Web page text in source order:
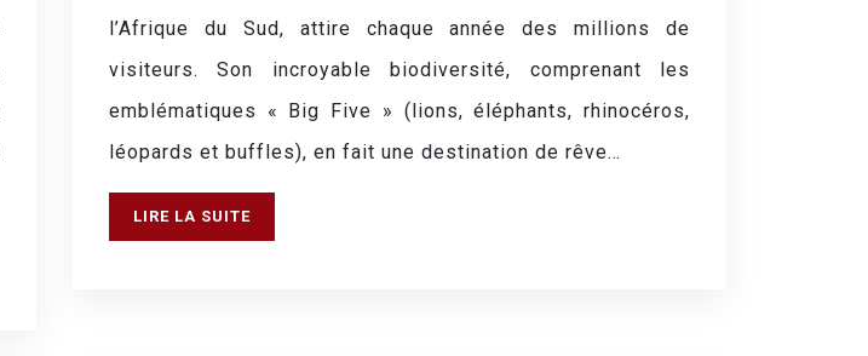
l’Afrique du Sud, attire chaque année des millions de
visiteurs. Son incroyable biodiversité, comprenant les
emblématiques « Big Five » (lions, éléphants, rhinocéros,
léopards et buffles), en fait une destination de rêve…
LIRE LA SUITE